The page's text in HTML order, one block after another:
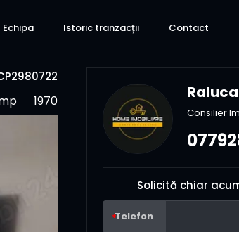
Echipa Istoric tranzacții Contact
1970
Consilier
Solicită chiar
Telefon